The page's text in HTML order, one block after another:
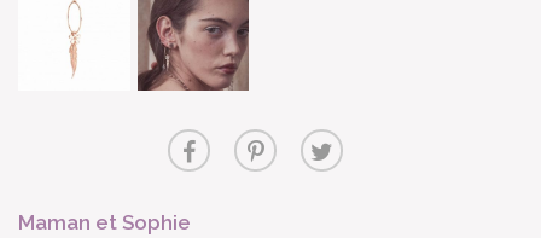
Maman et Sophie